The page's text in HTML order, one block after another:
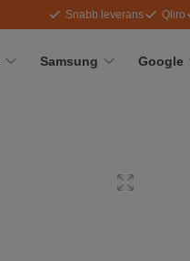
Snabb leverans Qliro
Samsung Google